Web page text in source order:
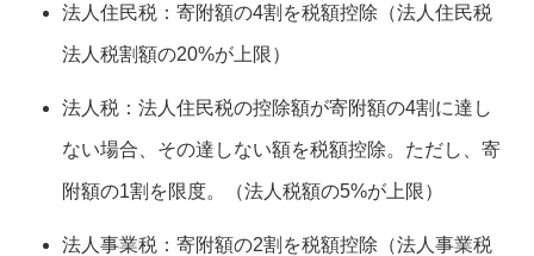
法人住民税：寄附額の4割を税額控除（法人住民税
法人税割額の20%が上限）
法人税：法人住民税の控除額が寄附額の4割に達し
ない場合、その達しない額を税額控除。ただし、寄
附額の1割を限度。（法人税額の5%が上限）
法人事業税：寄附額の2割を税額控除（法人事業税